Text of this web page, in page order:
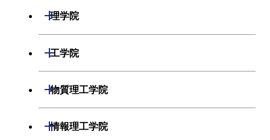
理学院
開閉
化学系
工学院
開閉
機械系
物質理工学院
開閉
材料系
情報理工学院
開閉